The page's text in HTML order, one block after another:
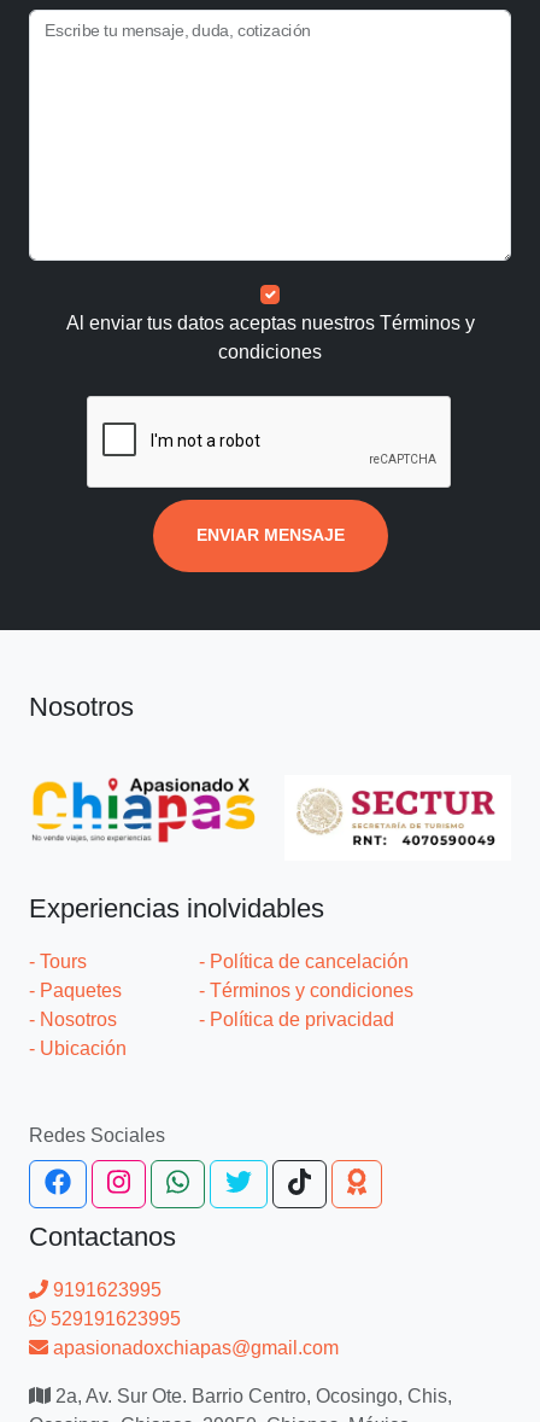
Escribe tu mensaje, duda, cotización
Al enviar tus datos aceptas nuestros Términos y
condiciones
ENVIAR MENSAJE
Nosotros
Experiencias inolvidables
- Tours
- Paquetes
- Nosotros
- Ubicación
- Política de cancelación
- Términos y condiciones
- Política de privacidad
Redes Sociales
Contactanos
9191623995
529191623995
apasionadoxchiapas@gmail.com
2a, Av. Sur Ote. Barrio Centro, Ocosingo, Chis,